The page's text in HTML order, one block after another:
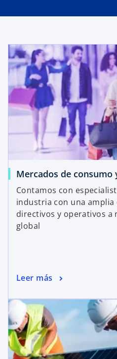
Mercados de consumo
Contamos con
industria con una amplia
directivos y operativos a
global
Leer más